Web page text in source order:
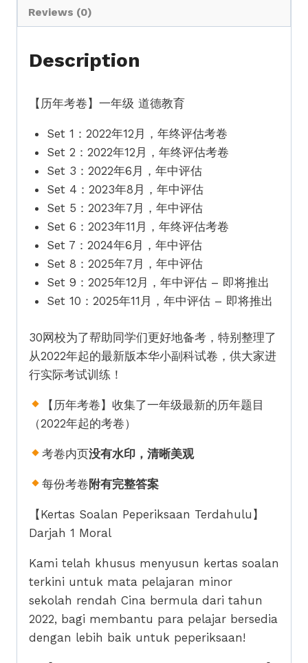
教
【SJK(C)
Year
Standard
quantity
Reviews (0)
Description
【历年考卷】一年级 道德教育
Set 1：2022年12月，年终评估考卷
Set 2：2022年12月，年终评估考卷
Set 3：2022年6月，年中评估
Set 4：2023年8月，年中评估
Set 5：2023年7月，年中评估
Set 6：2023年11月，年终评估考卷
Set 7：2024年6月，年中评估
Set 8：2025年7月，年中评估
Set 9：2025年12月，年中评估 – 即将推出
Set 10：2025年11月，年中评估 – 即将推出
30网校为了帮助同学们更好地备考，特别整理了
从2022年起的最新版本华小副科试卷，供大家进
行实际考试训练！
【历年考卷】收集了一年级最新的历年题目
（2022年起的考卷）
考卷内页没有水印，清晰美观
每份考卷附有完整答案
【Kertas Soalan Peperiksaan Terdahulu】
Darjah 1 Moral
Kami telah khusus menyusun kertas soalan
terkini untuk mata pelajaran minor
sekolah rendah Cina bermula dari tahun
2022, bagi membantu para pelajar bersedia
dengan lebih baik untuk peperiksaan!